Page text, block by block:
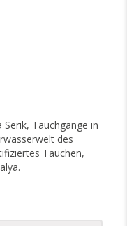
Serik, Tauchgänge in
des
Tauchen,